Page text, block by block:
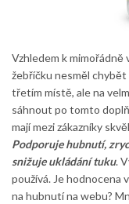
Vzhledem k
žebříčku nesměl
třetím místě, ale na
sáhnout po tomto
mají mezi zákazníky
Podporuje hubnutí,
snižuje ukládání tuku.
používá. Je hodnocena
na hubnutí na webu?